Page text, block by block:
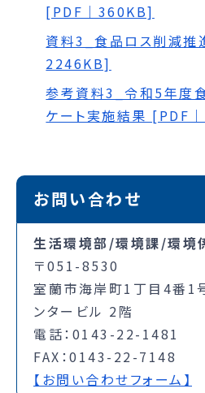
[PDF｜360KB]
資料3_食品ロス削減推
2246KB]
参考資料3_令和5年度
ケート実施結果 [PDF
お問い合わせ
生活環境部/環境課/環境
〒051-8530
室蘭市海岸町1丁目4番1
ンタービル 2階
電話：0143-22-1481
FAX：0143-22-7148
【お問い合わせフォーム】